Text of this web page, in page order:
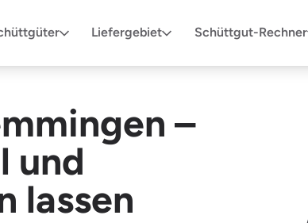
Liefergebiet Schüttgut-Rechner
–
und
lassen